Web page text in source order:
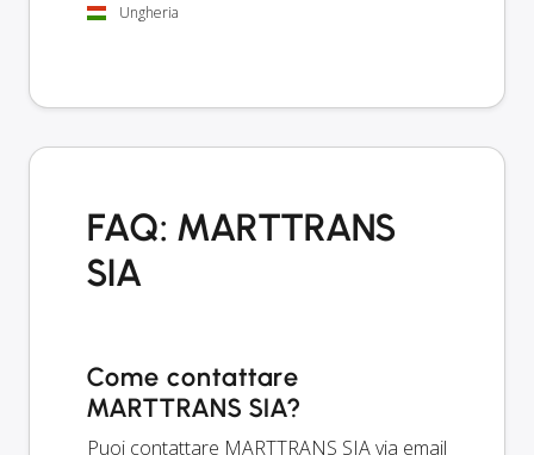
Ungheria
FAQ: MARTTRANS
SIA
Come contattare
MARTTRANS SIA?
Puoi contattare MARTTRANS SIA via email